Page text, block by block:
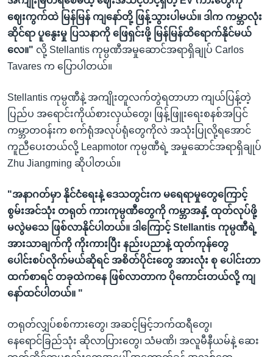
ဈေးကွက်ထဲ မြန်မြန် ကျနော်တို့ ဖြန့်သွားပါမယ်။ ဒါက ကမ္ဘာလုံး
ဆိုင်ရာ ပူနွေးမှု ပြသနာကို ဖြေရှင်းဖို့ မြန်မြန်ထိရောက်နိုင်မယ်
လေ။" လို့ Stellantis ကုမ္ပဏီအမှုဆောင်အရာရှိချုပ် Carlos
Tavares က ပြောပါတယ်။
Stellantis ကုမ္ပဏီနဲ့ အကျိုးတူလက်တွဲရတာဟာ ကျယ်ပြန့်တဲ့
ပြည်ပ အရောင်းကိုယ်စားလှယ်တွေ၊ ဖြန့်ဖြူးရေးစနစ်အပြင်
ကမ္ဘာတဝန်းက စက်ရုံအလုပ်ရုံတွေကိုလဲ အသုံးပြုလို့ရအောင်
ကူညီပေးတယ်လို့ Leapmotor ကုမ္ပဏီရဲ့ အမှုဆောင်အရာရှိချုပ်
Zhu Jiangming ဆိုပါတယ်။
"အနာဂတ်မှာ နိုင်ငံရေးနဲ့ ဒေသတွင်းက မရေရာမှုတွေကြောင့်
စွမ်းအင်သုံး တရုတ် ကားကုမ္ပဏီတွေကို ကမ္ဘာအနှံ့ ထုတ်လုပ်ဖို့
မလွဲမသေ ဖြစ်လာနိုင်ပါတယ်။ ဒါကြောင့် Stellantis ကုမ္ပဏီရဲ့
အားသာချက်ကို ကိုးကားပြီး နည်းပညာနဲ့ ထုတ်ကုန်တွေ
ပေါင်းစပ်လိုက်မယ်ဆိုရင် အစိတ်ပိုင်းတွေ အားလုံး စု ပေါင်းတာ
ထက်စာရင် တခုထဲကနေ ဖြစ်လာတာက ပိုကောင်းတယ်လို့ ကျ
နော်ထင်ပါတယ်။ "
တရုတ်လျှပ်စစ်ကားတွေ၊ အဆင့်မြင့်ဘက်ထရီတွေ၊
နေရောင်ခြည်သုံး ဆိုလာပြားတွေ၊ သံမဏိ၊ အလူမီနီယမ်နဲ့ ဆေး